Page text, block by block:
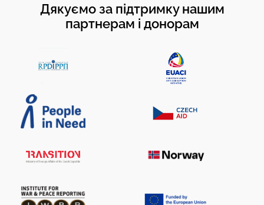
Дякуємо за підтримку нашим
партнерам і донорам